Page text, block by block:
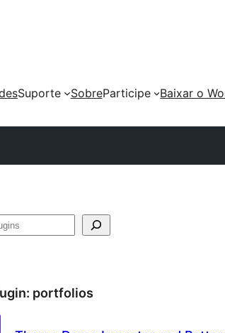
Suporte SobreParticipe
Baixar o
portfolios